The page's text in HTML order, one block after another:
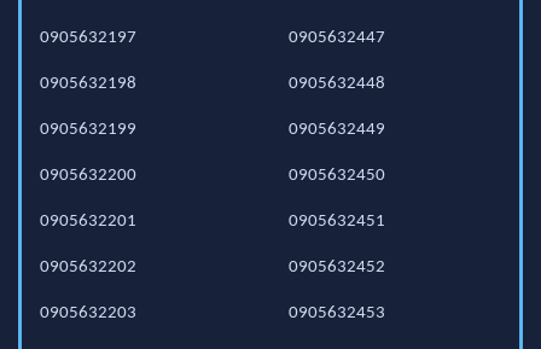
0905632197
0905632198
0905632199
0905632200
0905632201
0905632202
0905632203
0905632447
0905632448
0905632449
0905632450
0905632451
0905632452
0905632453